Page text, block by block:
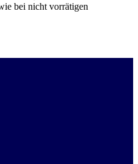
bei nicht vorrätigen